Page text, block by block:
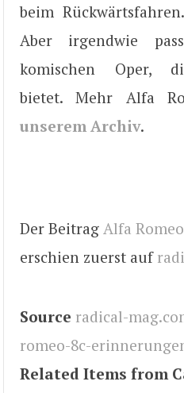
beim
Aber irgendwie
komischen Oper,
bietet. Mehr Alfa
unserem Archiv.
Der Beitrag Alfa
erschien zuerst auf
Source radical-
romeo-8c-
Related Items from